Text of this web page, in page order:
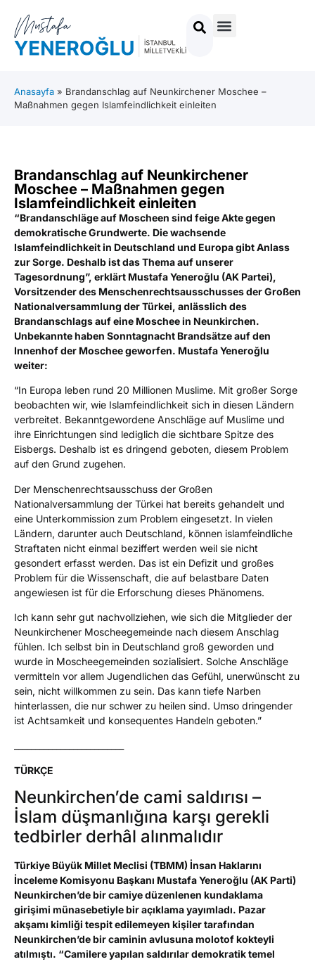
Anasayfa » Brandanschlag auf Neunkirchener Moschee –
Maßnahmen gegen Islamfeindlichkeit einleiten
Brandanschlag auf Neunkirchener
Moschee – Maßnahmen gegen
Islamfeindlichkeit einleiten
“Brandanschläge auf Moscheen sind feige Akte gegen
demokratische Grundwerte. Die wachsende
Islamfeindlichkeit in Deutschland und Europa gibt Anlass
zur Sorge. Deshalb ist das Thema auf unserer
Tagesordnung”, erklärt Mustafa Yeneroğlu (AK Partei),
Vorsitzender des Menschenrechtsausschusses der Großen
Nationalversammlung der Türkei, anlässlich des
Brandanschlags auf eine Moschee in Neunkirchen.
Unbekannte haben Sonntagnacht Brandsätze auf den
Innenhof der Moschee geworfen. Mustafa Yeneroğlu
weiter:
“In Europa leben rund 20 Millionen Muslime. Mit großer Sorge
beobachten wir, wie Islamfeindlichkeit sich in diesen Ländern
verbreitet. Bekanntgewordene Anschläge auf Muslime und
ihre Einrichtungen sind lediglich die sichtbare Spitze des
Eisbergs. Deshalb ist es dringend geboten, diesem Problem
auf den Grund zugehen.
Der Menschenrechtsausschuss der Großen
Nationalversammlung der Türkei hat bereits gehandelt und
eine Unterkommission zum Problem eingesetzt. In vielen
Ländern, darunter auch Deutschland, können islamfeindliche
Straftaten nicht einmal beziffert werden weil sie nicht
gesondert erfasst werden. Das ist ein Defizit und großes
Problem für die Wissenschaft, die auf belastbare Daten
angewiesen ist für die Erforschung dieses Phänomens.
Ich kann sehr gut nachvollziehen, wie sich die Mitglieder der
Neunkirchener Moscheegemeinde nach diesem Anschlag
fühlen. Ich selbst bin in Deutschland groß geworden und
wurde in Moscheegemeinden sozialisiert. Solche Anschläge
vermitteln vor allem Jugendlichen das Gefühl, unerwünscht zu
sein, nicht willkommen zu sein. Das kann tiefe Narben
hinterlassen, die nur schwer zu heilen sind. Umso dringender
ist Achtsamkeit und konsequentes Handeln geboten.”
TÜRKÇE
Neunkirchen’de cami saldırısı –
İslam düşmanlığına karşı gerekli
tedbirler derhâl alınmalıdır
Türkiye Büyük Millet Meclisi (TBMM) İnsan Haklarını
İnceleme Komisyonu Başkanı Mustafa Yeneroğlu (AK Parti)
Neunkirchen’de bir camiye düzenlenen kundaklama
girişimi münasebetiyle bir açıklama yayımladı. Pazar
akşamı kimliği tespit edilemeyen kişiler tarafından
Neunkirchen’de bir caminin avlusuna molotof kokteyli
atılmıştı. “Camilere yapılan saldırılar demokratik temel